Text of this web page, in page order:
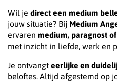
Wil je direct een medium
jouw situatie? Bij Medium
ervaren medium, paragnost
met inzicht in liefde, werk en
Je ontvangt eerlijke en
beloftes. Altijd afgestemd op